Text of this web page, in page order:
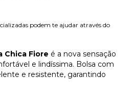
podem te ajudar através do
Chica Fiore é a nova sensação
e lindíssima. Bolsa com
e resistente, garantindo